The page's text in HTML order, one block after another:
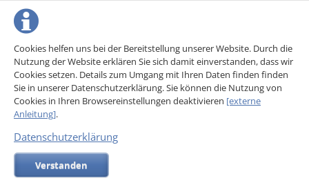
Cookies helfen uns bei der Bereitstellung unserer Website. Durch die
Nutzung der Website erklären Sie sich damit einverstanden, dass wir
Cookies setzen. Details zum Umgang mit Ihren Daten finden finden
Sie in unserer Datenschutzerklärung. Sie können die Nutzung von
Cookies in Ihren Browsereinstellungen deaktivieren [externe
Anleitung].
Datenschutzerklärung
Verstanden